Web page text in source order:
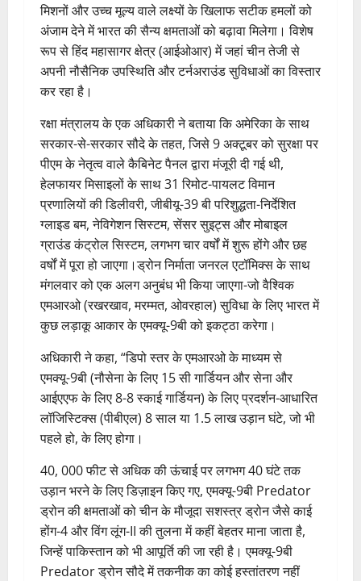
मिशनों और उच्च मूल्य वाले लक्ष्यों के खिलाफ सटीक हमलों को
अंजाम देने में भारत की सैन्य क्षमताओं को बढ़ावा मिलेगा। विशेष
रूप से हिंद महासागर क्षेत्र (आईओआर) में जहां चीन तेजी से
अपनी नौसैनिक उपस्थिति और टर्नअराउंड सुविधाओं का विस्तार
कर रहा है।
रक्षा मंत्रालय के एक अधिकारी ने बताया कि अमेरिका के साथ
सरकार-से-सरकार सौदे के तहत, जिसे 9 अक्टूबर को सुरक्षा पर
पीएम के नेतृत्व वाले कैबिनेट पैनल द्वारा मंजूरी दी गई थी,
हेलफायर मिसाइलों के साथ 31 रिमोट-पायलट विमान
प्रणालियों की डिलीवरी, जीबीयू-39 बी परिशुद्धता-निर्देशित
ग्लाइड बम, नेविगेशन सिस्टम, सेंसर सुइट्स और मोबाइल
ग्राउंड कंट्रोल सिस्टम, लगभग चार वर्षों में शुरू होंगे और छह
वर्षों में पूरा हो जाएगा।ड्रोन निर्माता जनरल एटॉमिक्स के साथ
मंगलवार को एक अलग अनुबंध भी किया जाएगा-जो वैश्विक
एमआरओ (रखरखाव, मरम्मत, ओवरहाल) सुविधा के लिए भारत में
कुछ लड़ाकू आकार के एमक्यू-9बी को इकट्ठा करेगा।
अधिकारी ने कहा, “डिपो स्तर के एमआरओ के माध्यम से
एमक्यू-9बी (नौसेना के लिए 15 सी गार्डियन और सेना और
आईएएफ के लिए 8-8 स्काई गार्डियन) के लिए प्रदर्शन-आधारित
लॉजिस्टिक्स (पीबीएल) 8 साल या 1.5 लाख उड़ान घंटे, जो भी
पहले हो, के लिए होगा।
40, 000 फीट से अधिक की ऊंचाई पर लगभग 40 घंटे तक
उड़ान भरने के लिए डिज़ाइन किए गए, एमक्यू-9बी Predator
ड्रोन की क्षमताओं को चीन के मौजूदा सशस्त्र ड्रोन जैसे काई
होंग-4 और विंग लूंग-II की तुलना में कहीं बेहतर माना जाता है,
जिन्हें पाकिस्तान को भी आपूर्ति की जा रही है। एमक्यू-9बी
Predator ड्रोन सौदे में तकनीक का कोई हस्तांतरण नहीं